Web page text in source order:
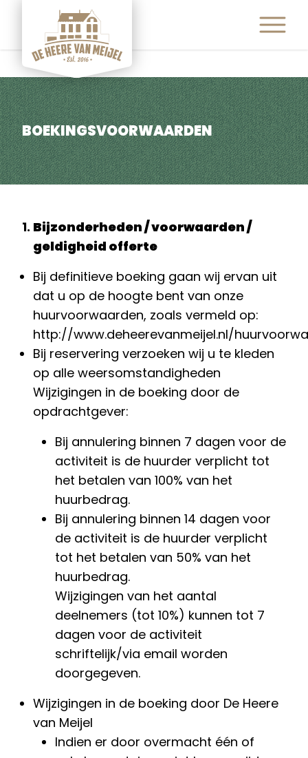
EVENEMENTEN
FEESTEN & PARTIJEN
CONTACT
BOEKINGSVOORWAARDEN
Bijzonderheden / voorwaarden /
geldigheid offerte
Bij definitieve boeking gaan wij ervan uit
dat u op de hoogte bent van onze
huurvoorwaarden, zoals vermeld op:
http://www.deheerevanmeijel.nl/
Bij reservering verzoeken wij u te kleden
op alle weersomstandigheden
Wijzigingen in de boeking door de
opdrachtgever:
Bij annulering binnen 7 dagen voor de
activiteit is de huurder verplicht tot
het betalen van 100% van het
huurbedrag.
Bij annulering binnen 14 dagen voor
de activiteit is de huurder verplicht
tot het betalen van 50% van het
huurbedrag.
Wijzigingen van het aantal
deelnemers (tot 10%) kunnen tot 7
dagen voor de activiteit
schriftelijk/via email worden
doorgegeven.
Wijzigingen in de boeking door De Heere
van Meijel
Indien er door overmacht één of